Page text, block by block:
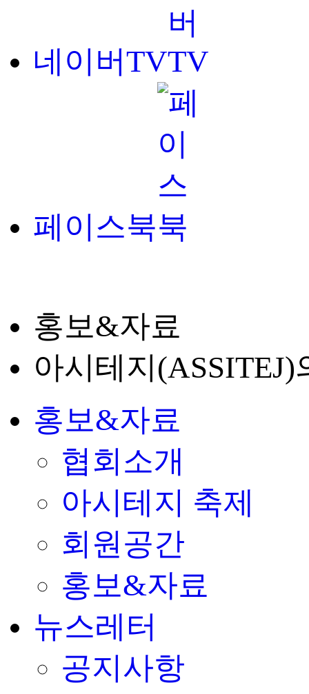
네이버TV
페이스북
홍보&자료
아시테지
홍보&자료
협회소개
아시테지 축제
회원공간
홍보&자료
뉴스레터
공지사항